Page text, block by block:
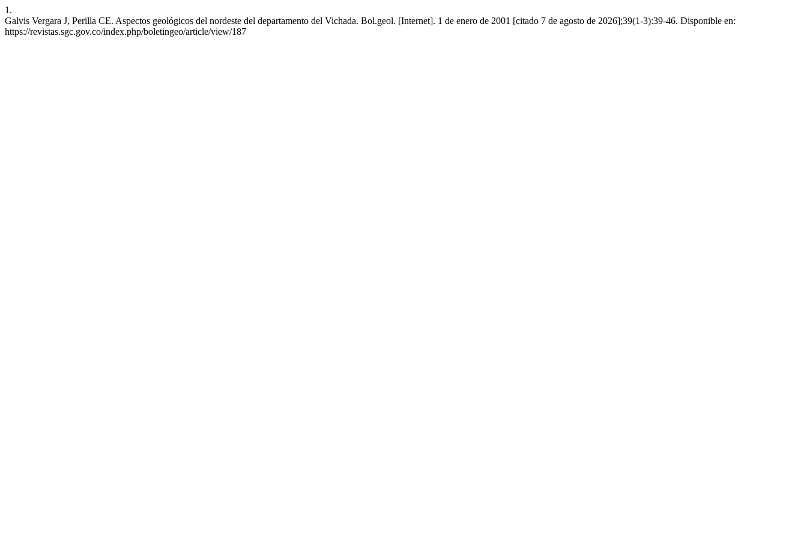
1.
Galvis Vergara J, Perilla CE. Aspectos geológicos del nordeste del departamento del Vichada. Bol.geol. [Internet]. 1 de enero de 2001 [citado 7 de agosto de 2026];39(1-3):39-46. Disponible en:
https://revistas.sgc.gov.co/index.php/boletingeo/article/view/187